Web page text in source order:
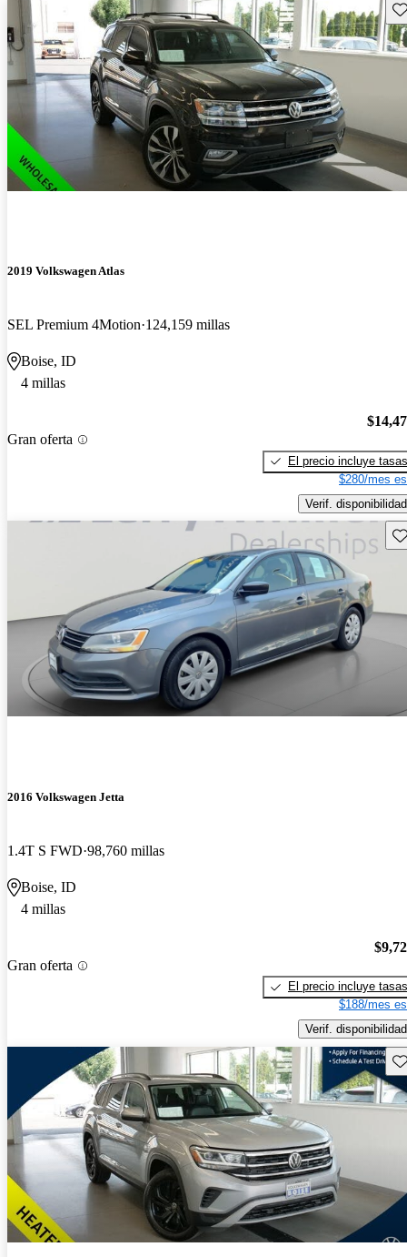
2019 Volkswagen Atlas
SEL Premium 4Motion 124,159 millas
Boise, ID
4 millas
Gran oferta
El precio incluye tasas
$280/mes
Verif. disponibilidad
2016 Volkswagen Jetta
1.4T S FWD 98,760 millas
Boise, ID
4 millas
Gran oferta
El precio incluye tasas
$188/mes
Verif. disponibilidad